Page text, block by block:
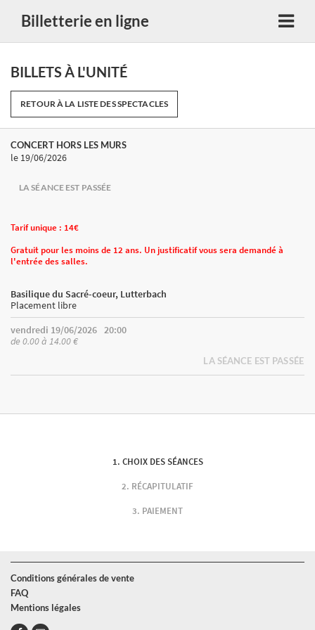
Billetterie en ligne
BILLETS À L'UNITÉ
RETOUR À LA LISTE DES SPECTACLES
CONCERT HORS LES MURS
le 19/06/2026
LA SÉANCE EST PASSÉE
Tarif unique : 14€
Gratuit pour les moins de 12 ans. Un justificatif vous sera demandé à
l'entrée des salles.
Basilique du Sacré-coeur, Lutterbach
Placement libre
vendredi 19/06/2026 20:00
de 0.00 à 14.00 €
LA SÉANCE EST PASSÉE
CHOIX DES SÉANCES
RÉCAPITULATIF
PAIEMENT
Conditions générales de vente
FAQ
Mentions légales